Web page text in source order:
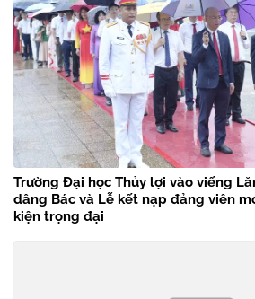
Trường Đại học Thủy lợi vào viếng
dâng Bác và Lễ kết nạp đảng viên
kiện trọng đại